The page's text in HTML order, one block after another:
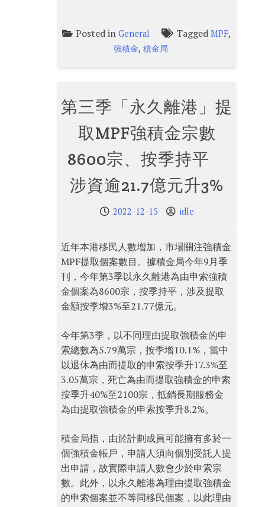
Posted inGeneral TaggedMPF,
強積金,積金局
第三季「永久離港」提
取MPF強積金宗數
8600宗、按季持平
涉資逾21.7億元升3%
2022-12-15 idle
近年本港移民人數增加，市場關注強積金
MPF提取個案數目。據積金局今年9月季
刊，今年第3季以永久離港為由申索強積
金個案為8600宗，按季持平，涉及提取
金額按季增3%至21.77億元。
今年第3季，以不同理由提取強積金的申
索總數為5.79萬宗，按季增10.1%，當中
以退休為由而提取的申索按季升17.3%至
3.05萬宗，死亡為由而提取強積金的申索
按季升40%至2100宗，抵銷長期服務金
為由提取強積金的申索按季升8.2%。
積金局指，由於計劃成員可能擁有多於一
個強積金帳戶，申請人須向個別受託人提
出申請，故實際申請人數會少於申索宗
數。此外，以永久離港為理由提取強積金
的申索個案並不等同移民個案，以此理由